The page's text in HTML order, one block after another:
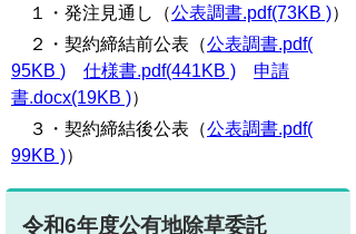
１・発注見通し（公表調書.pdf(73KB )）
２・契約締結前公表（公表調書.pdf(
95KB ) 仕様書.pdf(441KB )
申請
書.docx(19KB )）
３・契約締結後公表（公表調書.pdf(
99KB )）
令和6年度公有地除草委託